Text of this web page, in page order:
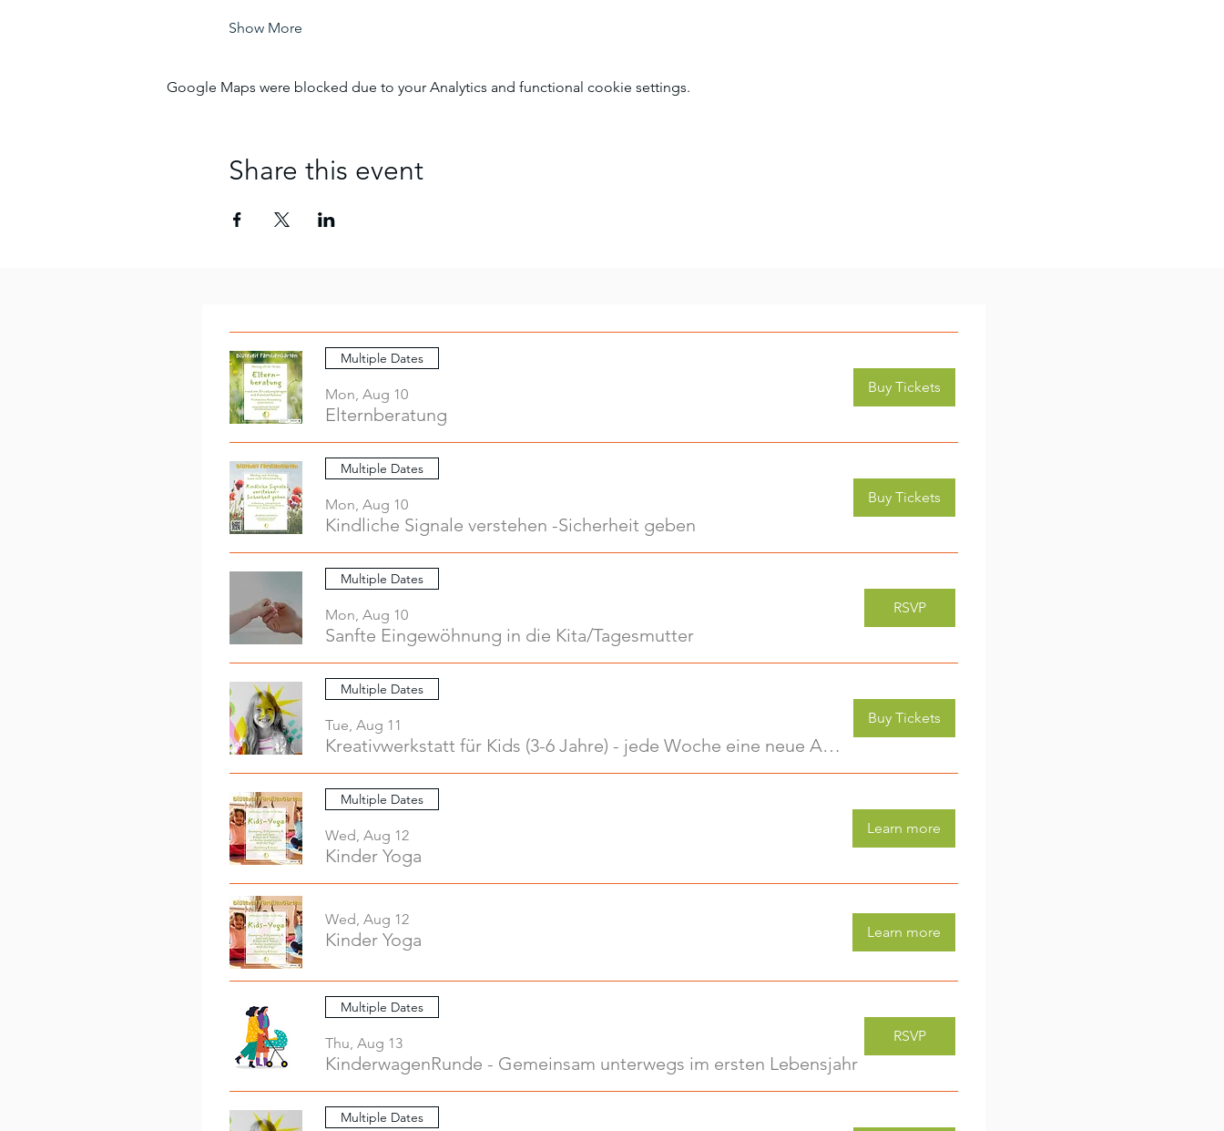
Show More
Google Maps were blocked due to your Analytics and functional cookie settings.
Share this event
Multiple Dates
Mon, Aug 10
Elternberatung
Buy Tickets
Multiple Dates
Mon, Aug 10
Kindliche Signale verstehen -Sicherheit geben
Buy Tickets
Multiple Dates
Mon, Aug 10
Sanfte Eingewöhnung in die Kita/Tagesmutter
RSVP
Multiple Dates
Tue, Aug 11
Kreativwerkstatt für Kids (3-6 Jahre) - jede Woche eine neue Aktivität (2)
Buy Tickets
Multiple Dates
Wed, Aug 12
Kinder Yoga
Learn more
Wed, Aug 12
Kinder Yoga Learn more
Multiple Dates
Thu, Aug 13
KinderwagenRunde - Gemeinsam unterwegs im ersten Lebensjahr
RSVP
Multiple Dates